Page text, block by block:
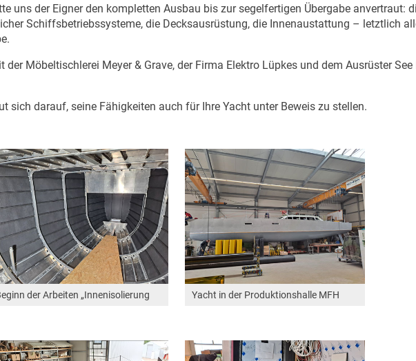
uns der Eigner den kompletten Ausbau bis zur segelfertigen Übergabe anvertraut:
Schiffsbetriebssysteme, die Decksausrüstung, die Innenaustattung – letztlich
Möbeltischlerei Meyer & Grave, der Firma Elektro Lüpkes und dem Ausrüster
sich darauf, seine Fähigkeiten auch für Ihre Yacht unter Beweis zu stellen.
der Arbeiten „Innenisolierung Yacht in der Produktionshalle MFH